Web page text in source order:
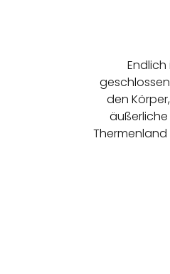
den